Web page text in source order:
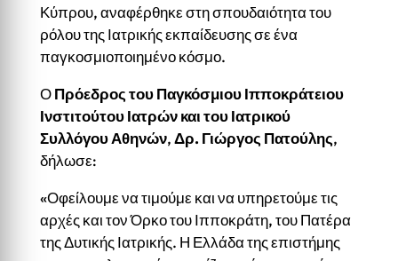
Κύπρου, αναφέρθηκε στη σπουδαιότητα του
ρόλου της Ιατρικής εκπαίδευσης σε ένα
παγκοσμιοποιημένο κόσμο.
ΟΠρόεδρος του Παγκόσμιου Ιπποκράτειου
Ινστιτούτου Ιατρών και του Ιατρικού
Συλλόγου Αθηνών,Δρ. Γιώργος Πατούλης,
δήλωσε:
«Οφείλουμε να τιμούμε και να υπηρετούμε τις
αρχές και τον Όρκο του Ιπποκράτη, του Πατέρα
της Δυτικής Ιατρικής. Η Ελλάδα της επιστήμης